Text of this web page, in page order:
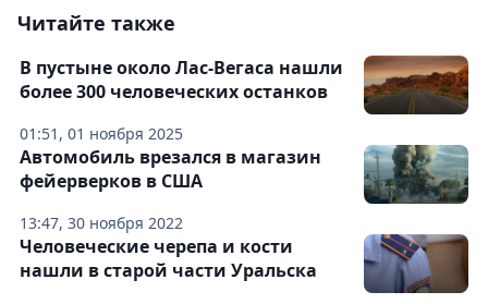
Читайте также
01:51, 01 ноября 2025
В пустыне около Лас-Вегаса нашли
более 300 человеческих останков
13:47, 30 ноября 2022
Автомобиль врезался в магазин
фейерверков в США
Человеческие черепа и кости
нашли в старой части Уральска